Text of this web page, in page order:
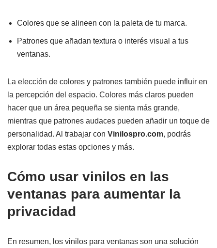
Colores que se alineen con la paleta de tu marca.
Patrones que añadan textura o interés visual a tus
ventanas.
La elección de colores y patrones también puede influir en
la percepción del espacio. Colores más claros pueden
hacer que un área pequeña se sienta más grande,
mientras que patrones audaces pueden añadir un toque de
personalidad. Al trabajar con Vinilospro.com, podrás
explorar todas estas opciones y más.
Cómo usar vinilos en las
ventanas para aumentar la
privacidad
En resumen, los vinilos para ventanas son una solución